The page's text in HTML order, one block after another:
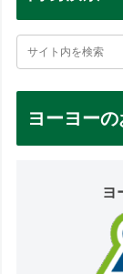
ヨーヨー
ヨ